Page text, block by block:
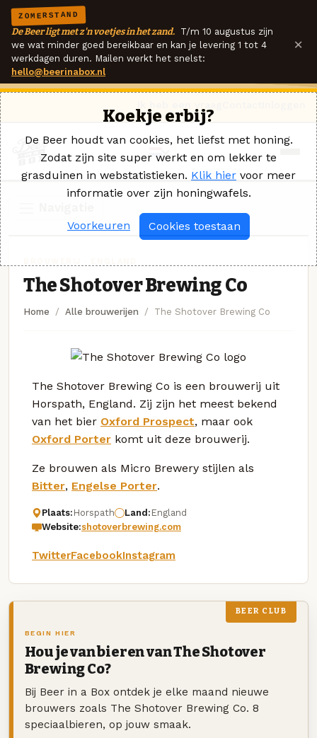
ZOMERSTAND
De Beer ligt met z'n voetjes in het zand. T/m 10 augustus zijn
we wat minder goed bereikbaar en kan je levering 1 tot 4
werkdagen duren. Mailen werkt het snelst:
hello@beerinabox.nl
×
The Shotover Brewing Co
Home Alle brouwerijen The Shotover Brewing Co
The Shotover Brewing Co is een brouwerij uit
Horspath, England. Zij zijn het meest bekend
van het bier Oxford Prospect, maar ook
Oxford Porter komt uit deze brouwerij.
Ze brouwen als Micro Brewery stijlen als
Bitter, Engelse Porter.
Plaats: Horspath Land: England
Website:shotoverbrewing.com
TwitterFacebookInstagram
BEER CLUB
BEGIN HIER
Hou je van bieren van The Shotover
Brewing Co?
Bij Beer in a Box ontdek je elke maand nieuwe
brouwers zoals The Shotover Brewing Co. 8
speciaalbieren, op jouw smaak.
Koekje erbij?
De Beer houdt van cookies, het liefst met honing.
Zodat zijn site super werkt en om lekker te
grasduinen in webstatistieken. Klik hier voor meer
informatie over zijn honingwafels.
Voorkeuren Cookies toestaan